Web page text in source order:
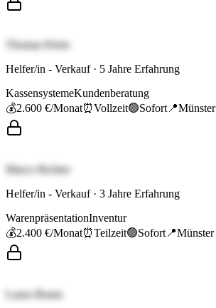
Thomas Klein
Helfer/in - Verkauf· 5 Jahre Erfahrung
KassensystemeKundenberatung
💰2.600 €/Monat⏰Vollzeit🟢Sofort 📍Münster
Marco Richter
Helfer/in - Verkauf· 3 Jahre Erfahrung
WarenpräsentationInventur
💰2.400 €/Monat⏰Teilzeit🟢Sofort 📍Münster
Laura Braun